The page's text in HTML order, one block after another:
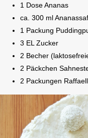
1 Dose Ananas
ca. 300 ml
1 Packung
3 EL Zucker
2 Becher
2 Päckchen
2 Packungen